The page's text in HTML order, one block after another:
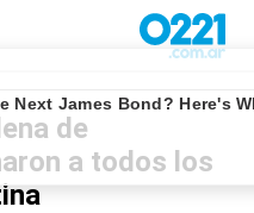
de
a todos los